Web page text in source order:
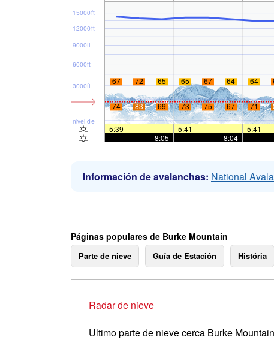
nivel del mar
3000ft
6000ft
9000ft
12000ft
15000ft
67 72 65 65 67 64 64
74 83 69 73 75 67 71
5:39 — — 5:41 — — 5:41
—
— 8:05 — — 8:04 —
Información de avalanchas: National
Páginas populares de Burke Mountain
Parte de nieve Guía de Estación História
Radar de nieve
Ultimo parte de nieve cerca Burke